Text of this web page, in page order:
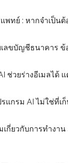
พทย์ : หากจำเป็
ขบัญชีธนาคาร ข้
ช่วยร่างอีเมลได้
แกรม AI ไม่ใช่ที่เ
ยวกับการทำงา